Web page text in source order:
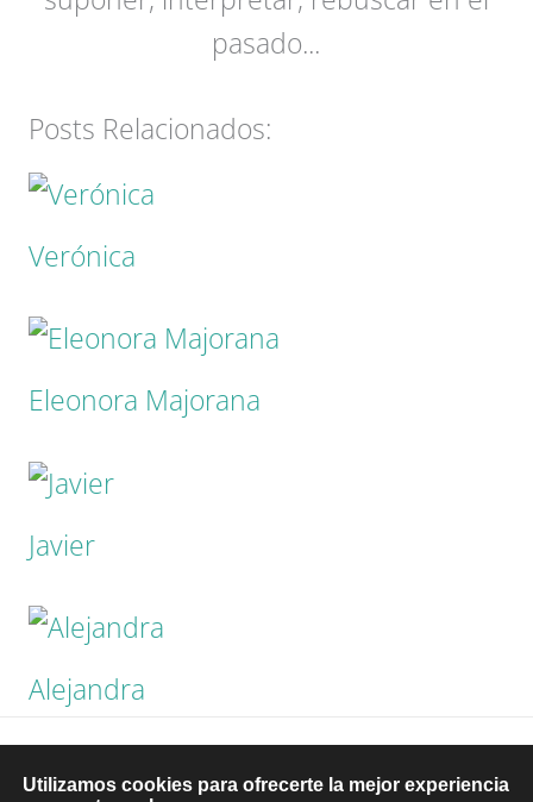
pasado...
Posts Relacionados:
Verónica
Eleonora Majorana
Javier
Alejandra
Utilizamos cookies para ofrecerte la mejor experiencia